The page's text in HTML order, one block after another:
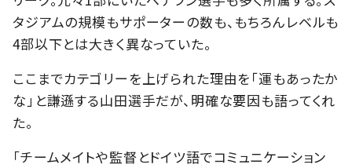
タジアムの規模もサポーターの数も、もちろんレベルも
4部以下とは大きく異なっていた。
ここまでカテゴリーを上げられた理由を「運もあったか
な」と謙遜する山田選手だが、明確な要因も語ってくれ
た。
「チームメイトや監督とドイツ語でコミュニケーション